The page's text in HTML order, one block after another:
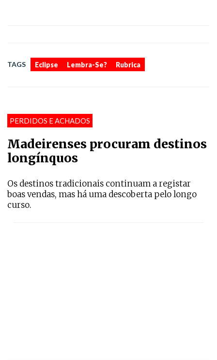
TAGS Eclipse Lembra-Se? Rubrica
PERDIDOS E ACHADOS
Madeirenses procuram destinos
longínquos
Os destinos tradicionais continuam a registar
boas vendas, mas há uma descoberta pelo longo
curso.